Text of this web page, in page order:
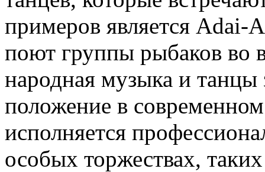
примеров является Adai-
поют группы рыбаков во
народная музыка и
положение в
исполняется
особых торжествах,